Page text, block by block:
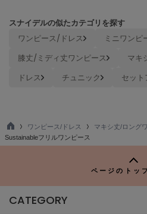
ORR
オル
Philly chocolate
フィリーチョコレート
プーマ
スナイデルの似たカテゴリを探す
ワンピース/ドレス
ミニワンピ
膝丈/ミディ丈ワンピース
マキ
ドレス
チュニック セッ
TO
P
ワンピース/ドレス マキシ丈/ロング
Sustainableフリルワンピース
ページのトッ
CATEGORY